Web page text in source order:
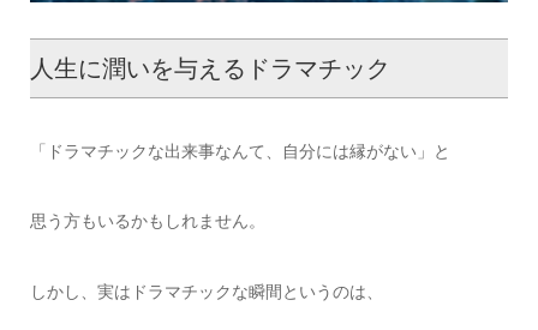
人生に潤いを与えるドラマチック
「ドラマチックな出来事なんて、自分には縁がない」と
思う方もいるかもしれません。
しかし、実はドラマチックな瞬間というのは、